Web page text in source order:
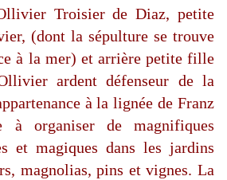
Troisier de Diaz, petite
(dont la sépulture se trouve
à la mer) et arrière petite fille
ardent défenseur de la
à la lignée de Franz
organiser de magnifiques
et magiques dans les jardins
magnolias, pins et vignes. La